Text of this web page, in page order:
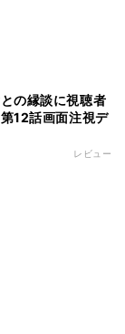
の縁談に視聴者
12話画面注視デ
レビュー